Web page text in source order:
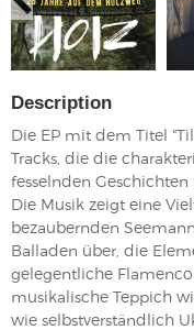
Description
Die EP mit dem Titel
Tracks, die die
fesselnden
Die Musik zeigt eine
bezaubernden
Balladen über, die
gelegentliche
musikalische Teppich
wie selbstverständlich